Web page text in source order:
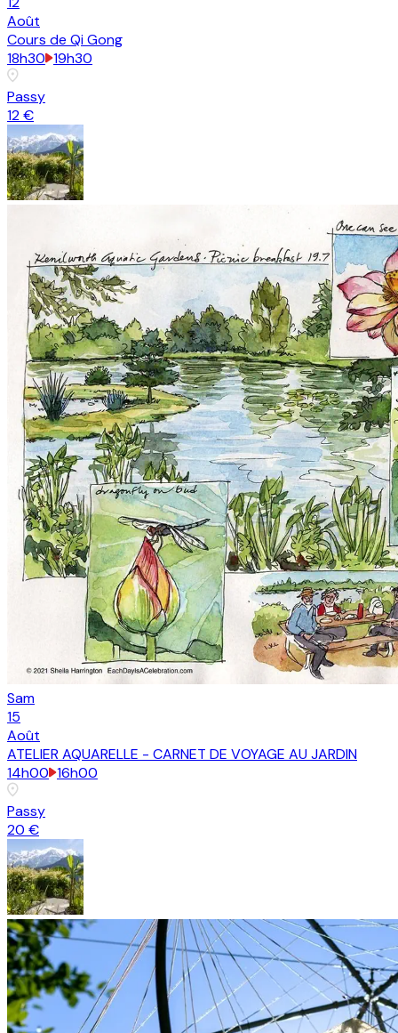
Août
Cours de Qi Gong
18h30 19h30
Passy
12 €
Sam
15
Août
ATELIER AQUARELLE - CARNET DE VOYAGE AU JARDIN
14h00 16h00
Passy
20 €